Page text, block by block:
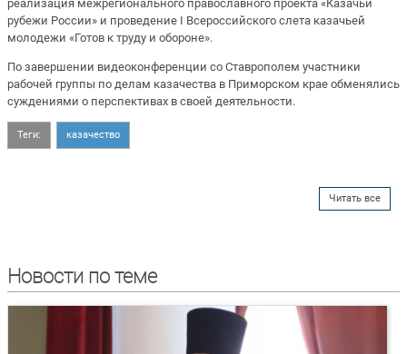
реализация межрегионального православного проекта «Казачьи
рубежи России» и проведение I Всероссийского слета казачьей
молодежи «Готов к труду и обороне».
По завершении видеоконференции со Ставрополем участники
рабочей группы по делам казачества в Приморском крае обменялись
суждениями о перспективах в своей деятельности.
Теги: казачество
Читать все
Новости по теме